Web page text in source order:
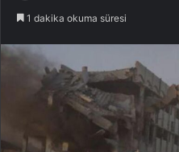
1 dakika okuma süresi